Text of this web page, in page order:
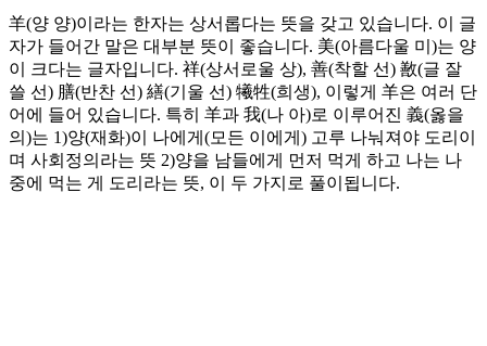
羊(양 양)이라는 한자는 상서롭다는 뜻을 갖고 있습니다. 이 글
자가 들어간 말은 대부분 뜻이 좋습니다. 美(아름다울 미)는 양
이 크다는 글자입니다. 祥(상서로울 상), 善(착할 선) 敾(글 잘
쓸 선) 膳(반찬 선) 繕(기울 선) 犧牲(희생), 이렇게 羊은 여러 단
어에 들어 있습니다. 특히 羊과 我(나 아)로 이루어진 義(옳을
의)는 1)양(재화)이 나에게(모든 이에게) 고루 나눠져야 도리이
며 사회정의라는 뜻 2)양을 남들에게 먼저 먹게 하고 나는 나
중에 먹는 게 도리라는 뜻, 이 두 가지로 풀이됩니다.